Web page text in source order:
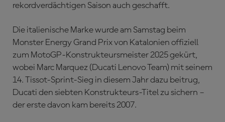
rekordverdächtigen Saison auch geschafft.
Die italienische Marke wurde am Samstag beim
Monster Energy Grand Prix von Katalonien offiziell
zum MotoGP-Konstrukteursmeister 2025 gekürt,
wobei Marc Marquez (Ducati Lenovo Team) mit seinem
14. Tissot-Sprint-Sieg in diesem Jahr dazu beitrug,
Ducati den siebten Konstrukteurs-Titel zu sichern –
der erste davon kam bereits 2007.